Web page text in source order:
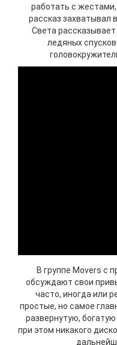
работать с
рассказ захватывал
Света
ледяных
В группе Movers с
обсуждают свои
часто, иногда или
простые, но самое
развернутую,
при этом никакого